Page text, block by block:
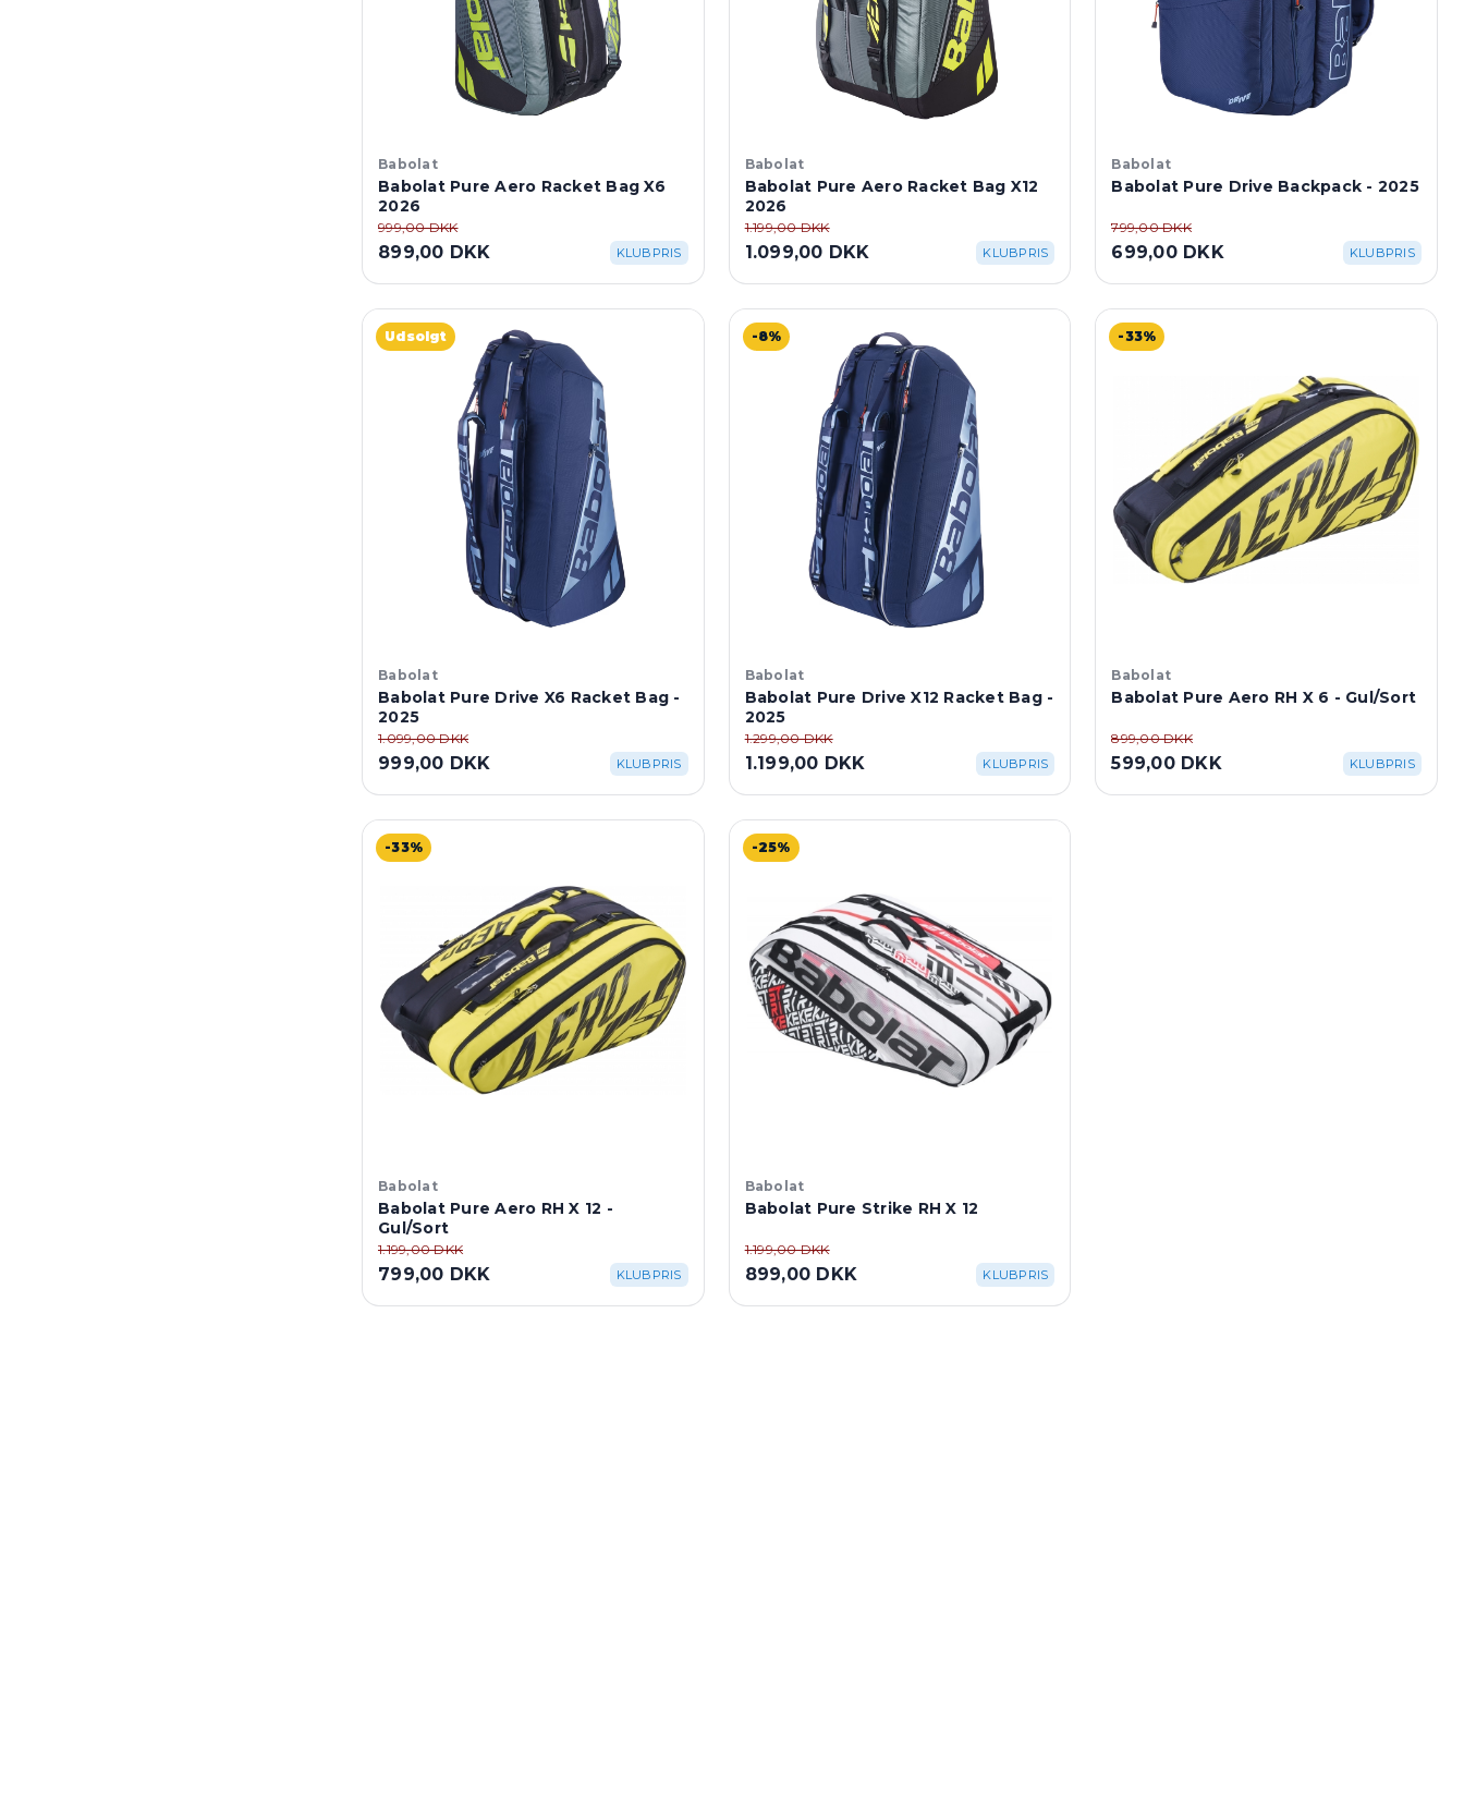
Babolat
Babolat Pure Aero Racket Bag X6
2026
999,00 DKK
899,00 DKK KLUBPRIS
Babolat
Babolat Pure Aero Racket Bag X12
2026
1.199,00 DKK
1.099,00 DKK KLUBPRIS
Babolat
Babolat Pure Drive Backpack - 2025
799,00 DKK
699,00 DKK KLUBPRIS
Udsolgt
Babolat
Babolat Pure Drive X6 Racket Bag -
2025
1.099,00 DKK
999,00 DKK KLUBPRIS
-8%
Babolat
Babolat Pure Drive X12 Racket Bag -
2025
1.299,00 DKK
1.199,00 DKK KLUBPRIS
-33%
Babolat
Babolat Pure Aero RH X 6 - Gul/Sort
899,00 DKK
599,00 DKK KLUBPRIS
-33%
Babolat
Babolat Pure Aero RH X 12 -
Gul/Sort
1.199,00 DKK
799,00 DKK KLUBPRIS
-25%
Babolat
Babolat Pure Strike RH X 12
1.199,00 DKK
899,00 DKK KLUBPRIS